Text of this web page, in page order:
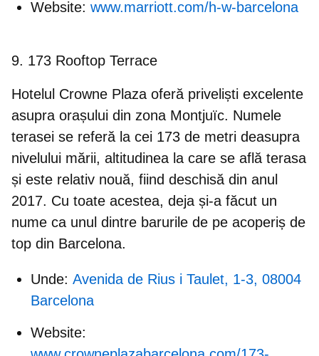
Website: www.marriott.com/h-w-barcelona
9. 173 Rooftop Terrace
Hotelul Crowne Plaza oferă priveliști excelente
asupra orașului din zona Montjuïc. Numele
terasei se referă la cei 173 de metri deasupra
nivelului mării, altitudinea la care se află terasa
și este relativ nouă, fiind deschisă din anul
2017. Cu toate acestea, deja și-a făcut un
nume ca unul dintre barurile de pe acoperiș de
top din Barcelona.
Unde: Avenida de Rius i Taulet, 1-3, 08004
Barcelona
Website: